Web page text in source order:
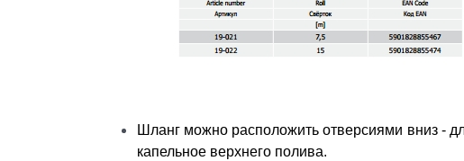
Шланг можно расположить отверсиями вниз -
капельное верхнего полива.